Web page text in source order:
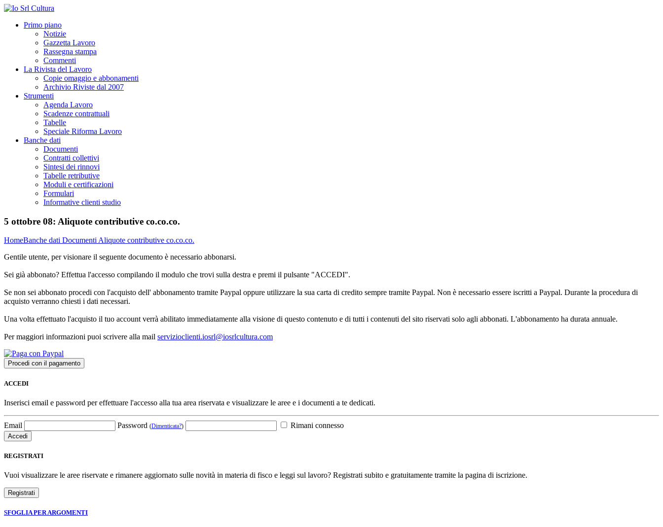
Primo piano
Notizie
Gazzetta Lavoro
Rassegna stampa
Commenti
La Rivista del Lavoro
Copie omaggio e abbonamenti
Archivio Riviste dal 2007
Strumenti
Agenda Lavoro
Scadenze contrattuali
Tabelle
Speciale Riforma Lavoro
Banche dati
Documenti
Contratti collettivi
Sintesi dei rinnovi
Tabelle retributive
Moduli e certificazioni
Formulari
Informative clienti studio
5 ottobre 08: Aliquote contributive co.co.co.
HomeBanche dati DocumentiAliquote contributive co.co.co.
Gentile utente, per visionare il seguente documento è necessario abbonarsi.
Sei già abbonato? Effettua l'accesso compilando il modulo che trovi sulla destra e premi il pulsante "ACCEDI".
Se non sei abbonato procedi con l'acquisto dell' abbonamento tramite Paypal oppure utilizzare la sua carta di credito sempre tramite Paypal. Non è necessario essere iscritti a Paypal. Durante la procedura di
acquisto verranno chiesti i dati necessari.
Una volta effettuato l'acquisto il tuo account verrà abilitato immediatamente alla visione di questo contenuto e di tutti i contenuti del sito riservati solo agli abbonati. L'abbonamento ha durata annuale.
Per maggiori informazioni puoi scrivere alla mail servizioclienti.iosrl@iosrlcultura.com
ACCEDI
Inserisci email e password per effettuare l'accesso alla tua area riservata e visualizzare le aree e i documenti a te dedicati.
Email Password (Dimenticata?) Rimani connesso
REGISTRATI
Vuoi visualizzare le aree riservate e rimanere aggiornato sulle novità in materia di fisco e leggi sul lavoro? Registrati subito e gratuitamente tramite la pagina di iscrizione.
SFOGLIA PER ARGOMENTI